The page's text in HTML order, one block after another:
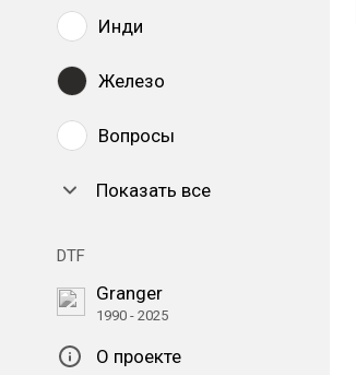
Инди
Железо
Вопросы
Показать все
DTF
Granger
1990 - 2025
О проекте